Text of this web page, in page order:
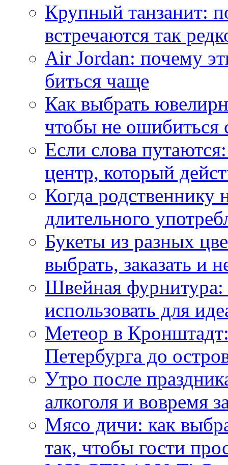
Крупный танзанит:
встречаются так
Air Jordan: почему
биться чаще
Как выбрать
чтобы не ошибиться
Если слова
центр, который
Когда
длительного
Букеты из разных
выбрать, заказать и
Швейная фурнитура:
использовать для
Метеор в
Петербурга до
Утро после
алкоголя и вовремя
Мясо дичи: как
так, чтобы гости